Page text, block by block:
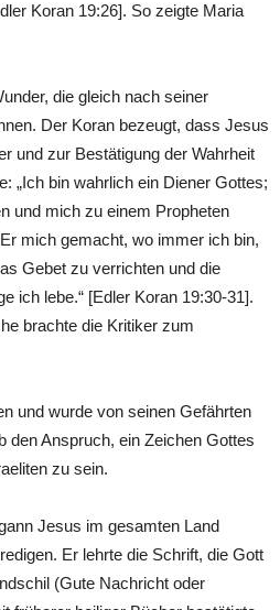
Koran 19:26]. So zeigte Maria
die gleich nach seiner
Der Koran bezeugt, dass Jesus
und zur Bestätigung der Wahrheit
„Ich bin wahrlich ein Diener Gottes;
und mich zu einem Propheten
mich gemacht, wo immer ich bin,
Gebet zu verrichten und die
ich lebe.“ [Edler Koran 19:30-31].
brachte die Kritiker zum
und wurde von seinen Gefährten
den Anspruch, ein Zeichen Gottes
zu sein.
Jesus im gesamten Land
Er lehrte die Schrift, die Gott
(Gute Nachricht oder